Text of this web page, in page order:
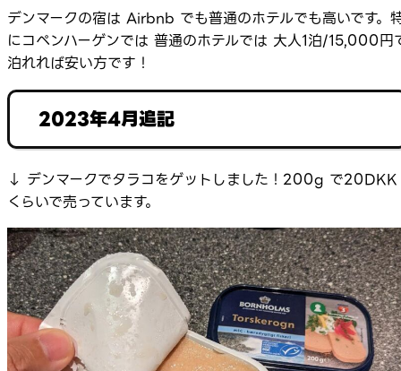
デンマークの宿は Airbnb でも普通のホテルでも高いです。
にコペンハーゲンでは 普通のホテルでは 大人1泊/15,000円
泊れれば安い方です！
2023年4月追記
↓ デンマークでタラコをゲットしました！200g で20DKK
くらいで売っています。